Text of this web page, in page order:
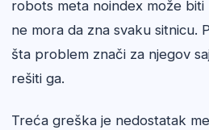
robots meta noindex može
ne mora da zna svaku sitnicu.
šta problem znači za njegov
rešiti ga.
Treća greška je nedostatak